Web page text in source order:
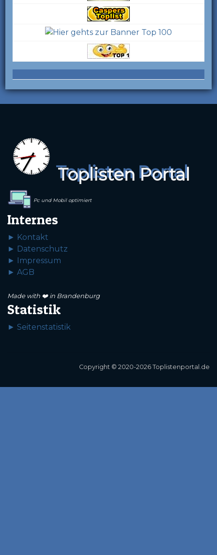
Toplisten Portal
Pc und Mobil optimiert
Internes
► Kontakt
► Datenschutz
► Impressum
► AGB
Made with ❤️ in Brandenburg
Statistik
► Seitenstatistik
Copyright © 2020-2026 Toplistenportal.de